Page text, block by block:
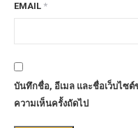
EMAIL *
บันทึกชื่อ, อีเมล และชื่อเว็บไซต์
ความเห็นครั้งถัดไป